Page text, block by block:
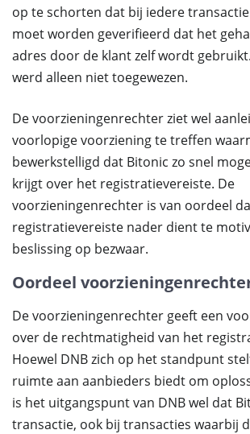
op te schorten dat bij iedere
moet worden geverifieerd dat het
adres door de klant zelf wordt
werd alleen niet toegewezen.
De voorzieningenrechter ziet wel
voorlopige voorziening te treffen
bewerkstelligd dat Bitonic zo snel
krijgt over het registratievereiste. De
voorzieningenrechter is van oordeel
registratievereiste nader dient te
beslissing op bezwaar.
Oordeel
De voorzieningenrechter geeft een
over de rechtmatigheid van het
Hoewel DNB zich op het standpunt
ruimte aan aanbieders biedt om
is het uitgangspunt van DNB wel dat
transactie, ook bij transacties waarbij